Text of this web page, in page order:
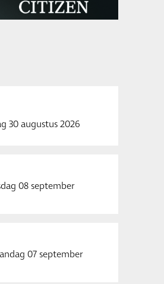
30 augustus 2026
08 september
07 september